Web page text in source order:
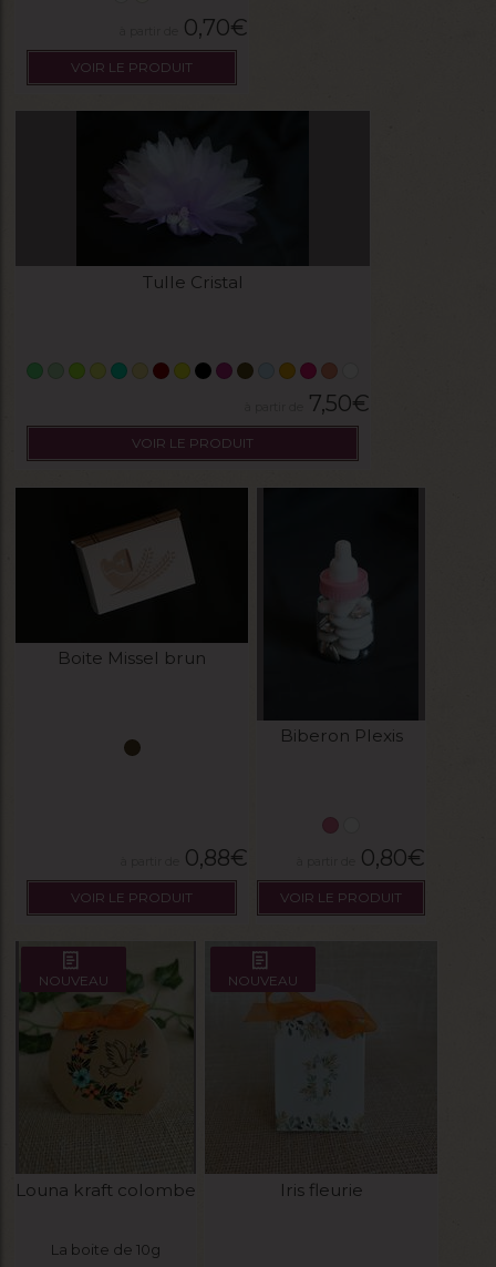
0,70€
VOIR LE PRODUIT
Tulle Cristal
7,50€
VOIR LE PRODUIT
Boite Missel brun
0,88€
VOIR LE PRODUIT
Biberon Plexis
0,80€
VOIR LE PRODUIT
NOUVEAU
Louna kraft colombe
La boite de 10g
NOUVEAU
Iris fleurie